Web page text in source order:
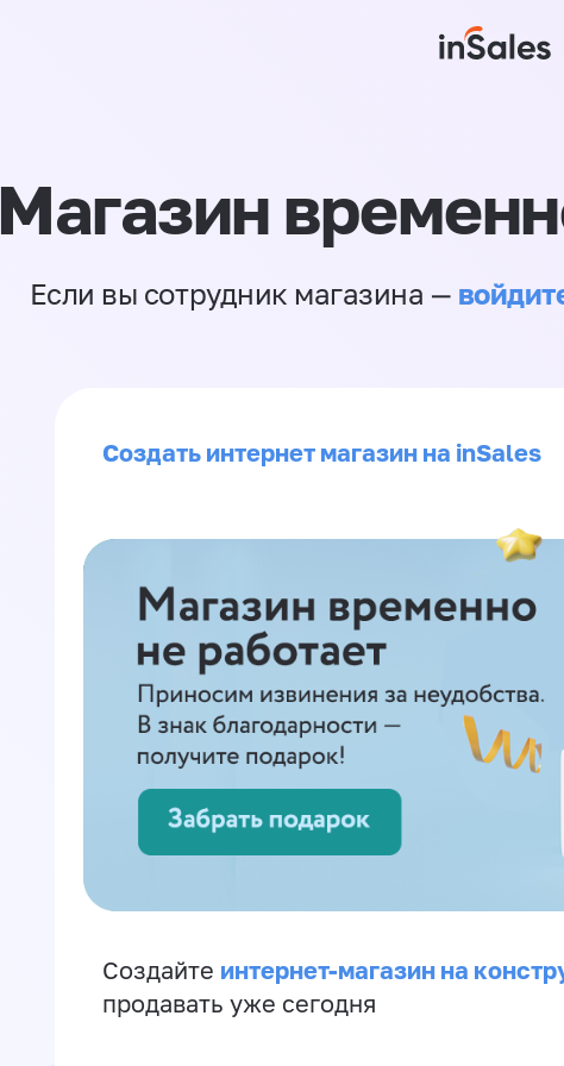
Магазин
Если вы сотрудник магазина —
Создать интернет магазин на inSales
Создайте интернет-магазин на
продавать уже сегодня